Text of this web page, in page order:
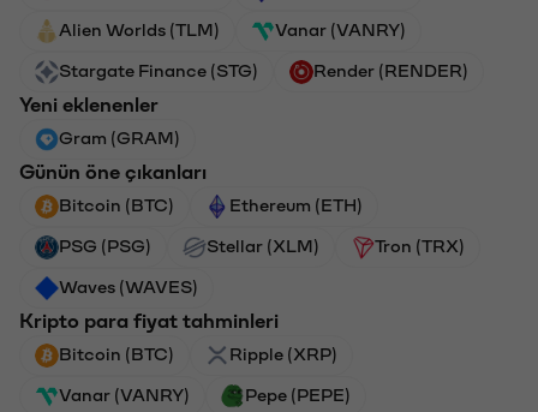
Alien Worlds (TLM) Vanar (VANRY)
Stargate Finance (STG) Render (RENDER)
Yeni eklenenler
Gram (GRAM)
Günün öne çıkanları
Bitcoin (BTC) Ethereum (ETH)
PSG (PSG) Stellar (XLM) Tron (TRX)
Waves (WAVES)
Kripto para fiyat tahminleri
Bitcoin (BTC) Ripple (XRP)
Vanar (VANRY) Pepe (PEPE)